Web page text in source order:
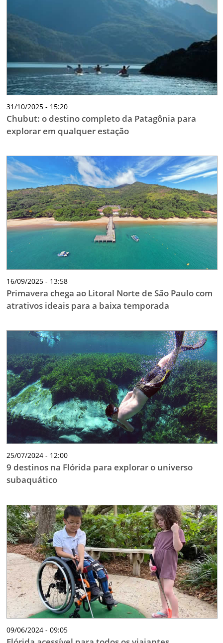
31/10/2025 - 15:20
Chubut: o destino completo da Patagônia para
explorar em qualquer estação
16/09/2025 - 13:58
Primavera chega ao Litoral Norte de São Paulo com
atrativos ideais para a baixa temporada
25/07/2024 - 12:00
9 destinos na Flórida para explorar o universo
subaquático
09/06/2024 - 09:05